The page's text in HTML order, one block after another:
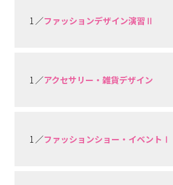
1 ／ファッションデザイン演習Ⅱ
1 ／アクセサリー・雑貨デザイン
1 ／ファッションショー・イベントⅠ